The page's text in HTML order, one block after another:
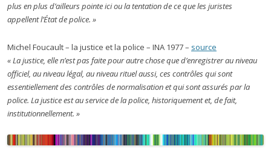
plus en plus d’ailleurs pointe ici ou la tentation de ce que les juristes
appellent l’État de police. »
Michel Foucault – la justice et la police – INA 1977 – source
« La justice, elle n’est pas faite pour autre chose que d’enregistrer au niveau
officiel, au niveau légal, au niveau rituel aussi, ces contrôles qui sont
essentiellement des contrôles de normalisation et qui sont assurés par la
police. La justice est au service de la police, historiquement et, de fait,
institutionnellement. »